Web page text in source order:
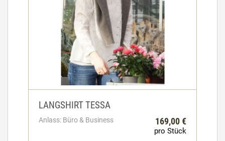
LANGSHIRT TESSA
Anlass: Büro & Business 169,00 €
pro Stück